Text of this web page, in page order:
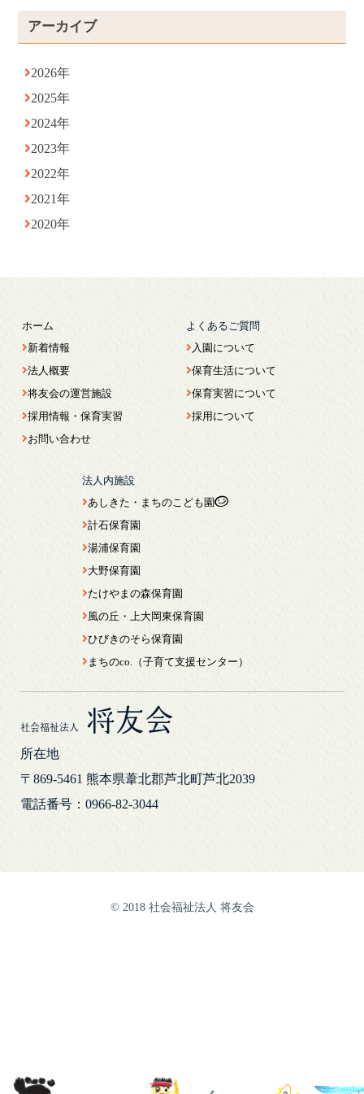
アーカイブ
2026年
2025年
2024年
2023年
2022年
2021年
2020年
社会福祉法人 将友会
所在地
〒869-5461 熊本県葦北郡芦北町芦北2039
電話番号：0966-82-3044
ホーム
新着情報
法人概要
将友会の運営施設
採用情報・保育実習
お問い合わせ
よくあるご質問
入園について
保育生活について
保育実習について
採用について
法人内施設
あしきた・まちのこども園
計石保育園
湯浦保育園
大野保育園
たけやまの森保育園
風の丘・上大岡東保育園
ひびきのそら保育園
まちのco.（子育て支援センター）
© 2018 社会福祉法人 将友会